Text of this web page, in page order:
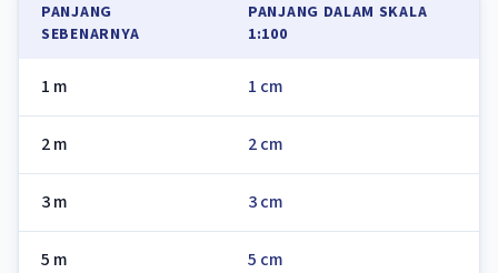
PANJANG
SEBENARNYA
PANJANG DALAM SKALA
1:100
1 m 1 cm
2 m 2 cm
3 m 3 cm
5 m 5 cm